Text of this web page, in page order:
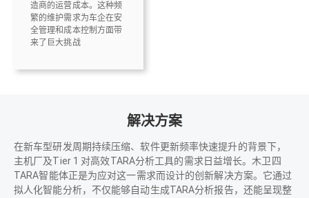
造商的运营成本。这种频
繁的维护需求为车企在安
全管理和成本控制方面带
来了巨大挑战
解决方案
在新车型研发周期持续压缩、软件更新频率快速提升的背景下，
主机厂及Tier 1 对高效TARA分析工具的需求日益增长。木卫四
TARA智能体正是为应对这一需求而设计的创新解决方案。它通过
拟人化智能分析，不仅能够自动生成TARA分析报告，还能呈现整